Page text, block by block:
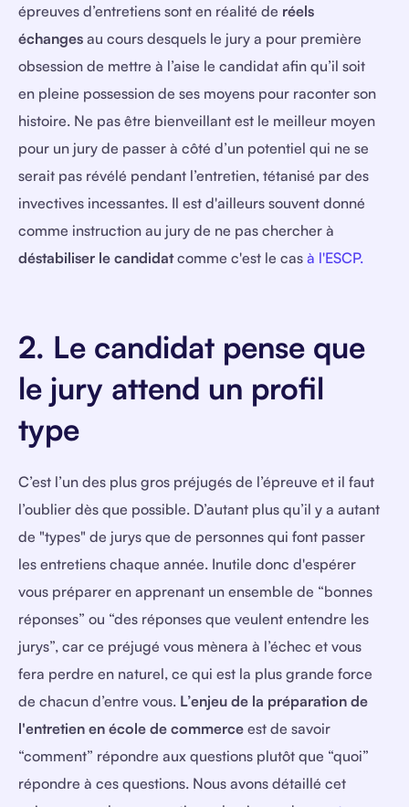
épreuves d’entretiens sont en réalité de réels
échanges au cours desquels le jury a pour première
obsession de mettre à l’aise le candidat afin qu’il soit
en pleine possession de ses moyens pour raconter son
histoire. Ne pas être bienveillant est le meilleur moyen
pour un jury de passer à côté d’un potentiel qui ne se
serait pas révélé pendant l’entretien, tétanisé par des
invectives incessantes. Il est d'ailleurs souvent donné
comme instruction au jury de ne pas chercher à
déstabiliser le candidatcomme c'est le cas à l'ESCP.
2. Le candidat pense que
le jury attend un profil
type
C’est l’un des plus gros préjugés de l’épreuve et il faut
l’oublier dès que possible. D’autant plus qu’il y a autant
de "types" de jurys que de personnes qui font passer
les entretiens chaque année. Inutile donc d'espérer
vous préparer en apprenant un ensemble de “bonnes
réponses” ou “des réponses que veulent entendre les
jurys”, car ce préjugé vous mènera à l’échec et vous
fera perdre en naturel, ce qui est la plus grande force
de chacun d’entre vous. L’enjeu de la préparation de
l'entretien en école de commerce est de savoir
“comment” répondre aux questions plutôt que “quoi”
répondre à ces questions. Nous avons détaillé cet